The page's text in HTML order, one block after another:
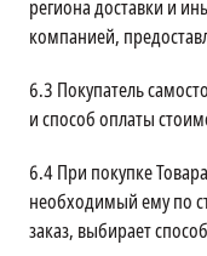
региона доставки и
компанией,
6.3 Покупатель
и способ оплаты
6.4При покупке
необходимый ему по
заказ, выбирает